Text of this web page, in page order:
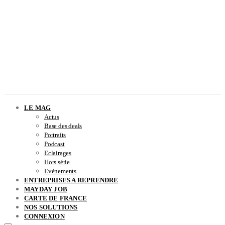
LE MAG
Actus
Base des deals
Portraits
Podcast
Eclairages
Hors série
Evènements
ENTREPRISES A REPRENDRE
MAYDAY JOB
CARTE DE FRANCE
NOS SOLUTIONS
CONNEXION